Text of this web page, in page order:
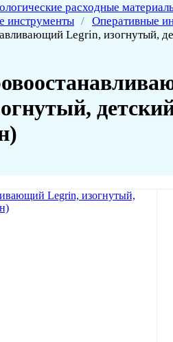
расходные
инструменты / Оперативные
Legrin, изогнутый,